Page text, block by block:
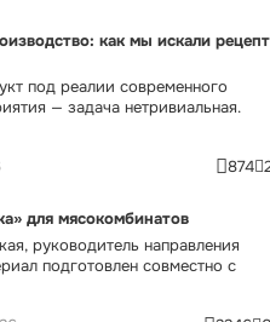
как мы искали рецепт
под реалии современного
— задача нетривиальная.
874
для мясокомбинатов
руководитель направления
подготовлен совместно с